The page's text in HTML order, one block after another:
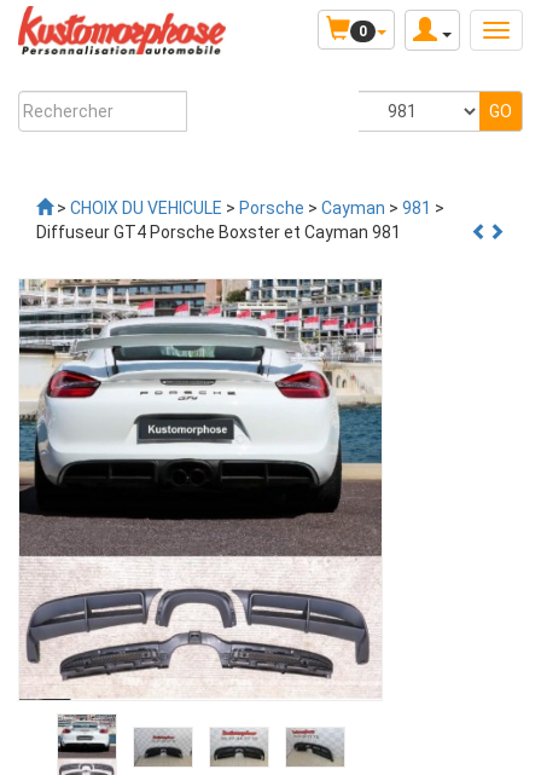
0
> CHOIX DU VEHICULE > Porsche > Cayman > 981 >
Diffuseur GT4 Porsche Boxster et Cayman 981